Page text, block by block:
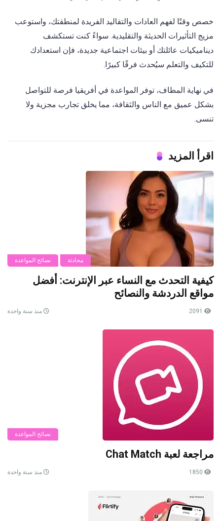
خصص وقتًا لفهم العادات والتقاليد الفريدة لمنطقتك، واستوعب
مزيج التأثيرات الحديثة والتقليدية. سواءً كنت تستكشف
ديناميكيات عائلتك أو بيئات اجتماعية جديدة، فإن استعدادك
للتكيف والتعلم سيُحدث فرقًا كبيرًا.
في نهاية المطاف، توفر المواعدة في أفريقيا فرصة للتواصل
بشكل عميق مع الناس والثقافة، مما يخلق تجارب مجزية ولا
تنسى.
اقرأ المزيد
محادثة نصائح المواعدة
كيفية التحدث مع النساء عبر الإنترنت: أفضل
مواقع الدردشة والنصائح
منذ سنة واحدة
نصائح المواعدة
مراجعة لعبة Chat Match
منذ سنة واحدة